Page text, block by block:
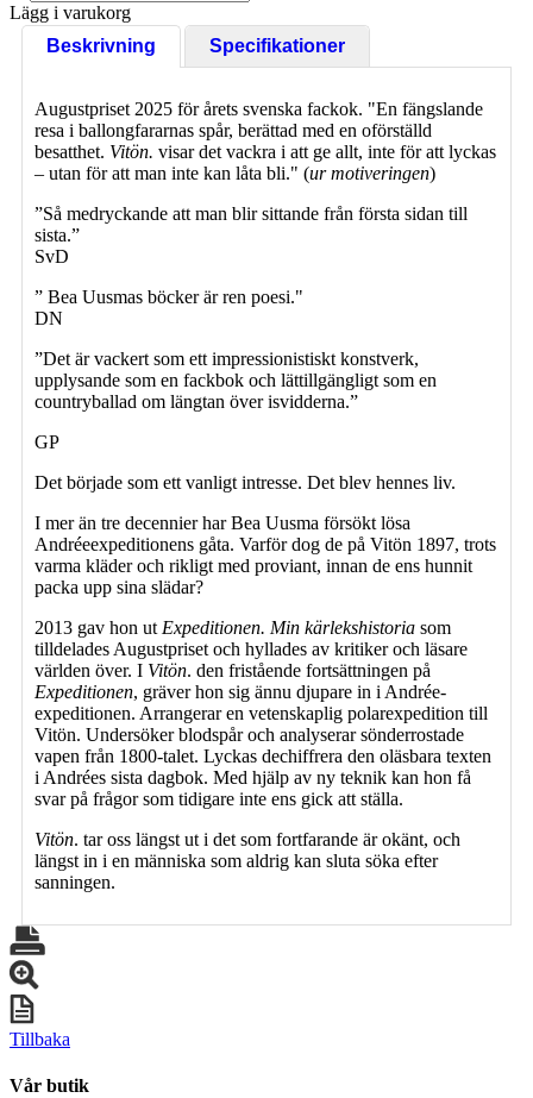
Lägg i varukorg
Beskrivning
Specifikationer
Augustpriset 2025 för årets svenska fackok. "En fängslande
resa i ballongfararnas spår, berättad med en oförställd
besatthet. Vitön. visar det vackra i att ge allt, inte för att lyckas
– utan för att man inte kan låta bli." (ur motiveringen)
”Så medryckande att man blir sittande från första sidan till
sista.”
SvD
” Bea Uusmas böcker är ren poesi."
DN
”Det är vackert som ett impressionistiskt konstverk,
upplysande som en fackbok och lättillgängligt som en
countryballad om längtan över isvidderna.”
GP
Det började som ett vanligt intresse. Det blev hennes liv.
I mer än tre decennier har Bea Uusma försökt lösa
Andréeexpeditionens gåta. Varför dog de på Vitön 1897, trots
varma kläder och rikligt med proviant, innan de ens hunnit
packa upp sina slädar?
2013 gav hon ut Expeditionen. Min kärlekshistoria som
tilldelades Augustpriset och hyllades av kritiker och läsare
världen över. I Vitön. den fristående fortsättningen på
Expeditionen, gräver hon sig ännu djupare in i Andrée-
expeditionen. Arrangerar en vetenskaplig polarexpedition till
Vitön. Undersöker blodspår och analyserar sönderrostade
vapen från 1800-talet. Lyckas dechiffrera den oläsbara texten
i Andrées sista dagbok. Med hjälp av ny teknik kan hon få
svar på frågor som tidigare inte ens gick att ställa.
Vitön. tar oss längst ut i det som fortfarande är okänt, och
längst in i en människa som aldrig kan sluta söka efter
sanningen.
Tillbaka
Vår butik